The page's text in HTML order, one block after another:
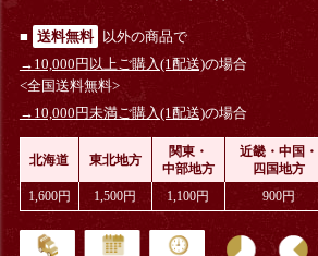
■ 送料無料
以外の商品で
→10,000円以上ご購入(1配送)の場合
<全国送料無料>
→10,000円未満ご購入(1配送)の場合
北海道 東北地方
関東・
中部地方
近畿・中国・
四国地方
1,600円 1,500円 1,100円 900円